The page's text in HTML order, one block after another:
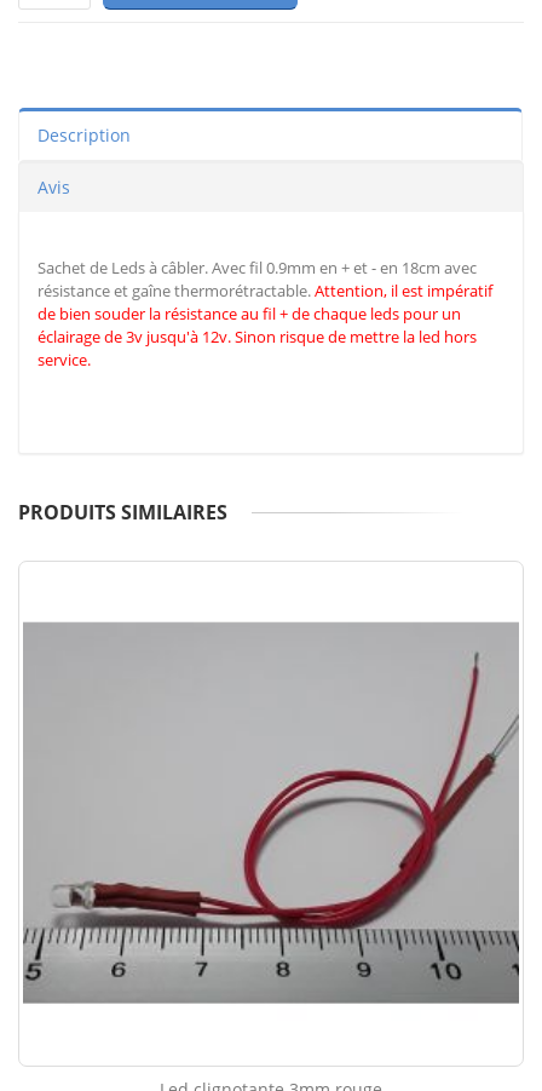
Description
Avis
Sachet de Leds à câbler. Avec fil 0.9mm en + et - en 18cm avec
résistance et gaîne thermorétractable.Attention, il est impératif
de bien souder la résistance au fil + de chaque leds pour un
éclairage de 3v jusqu'à 12v. Sinon risque de mettre la led hors
service.
PRODUITS SIMILAIRES